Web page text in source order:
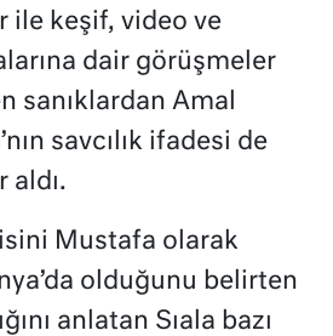
ile keşif, video ve
dair görüşmeler
sanıklardan Amal
savcılık ifadesi de
aldı.
Mustafa olarak
olduğunu belirten
anlatan Sıala bazı